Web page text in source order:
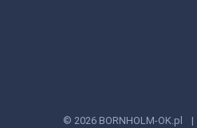
© 2026 BORNHOLM-OK.pl |